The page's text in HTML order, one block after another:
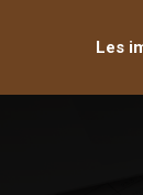
Les